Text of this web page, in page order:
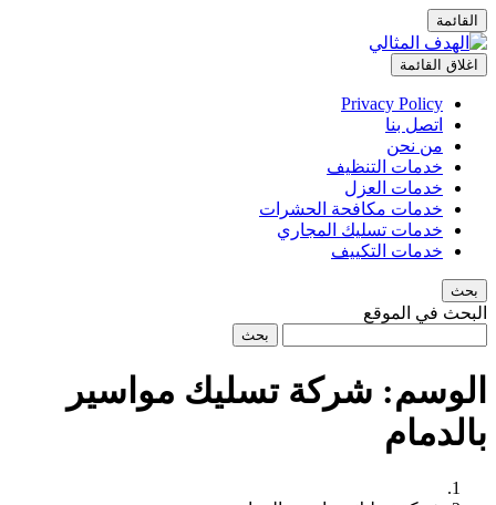
القائمة
اغلاق القائمة
Privacy Policy
اتصل بنا
من نحن
خدمات التنظيف
خدمات العزل
خدمات مكافحة الحشرات
خدمات تسليك المجاري
خدمات التكييف
بحث
البحث في الموقع
بحث
الوسم: شركة تسليك مواسير
بالدمام